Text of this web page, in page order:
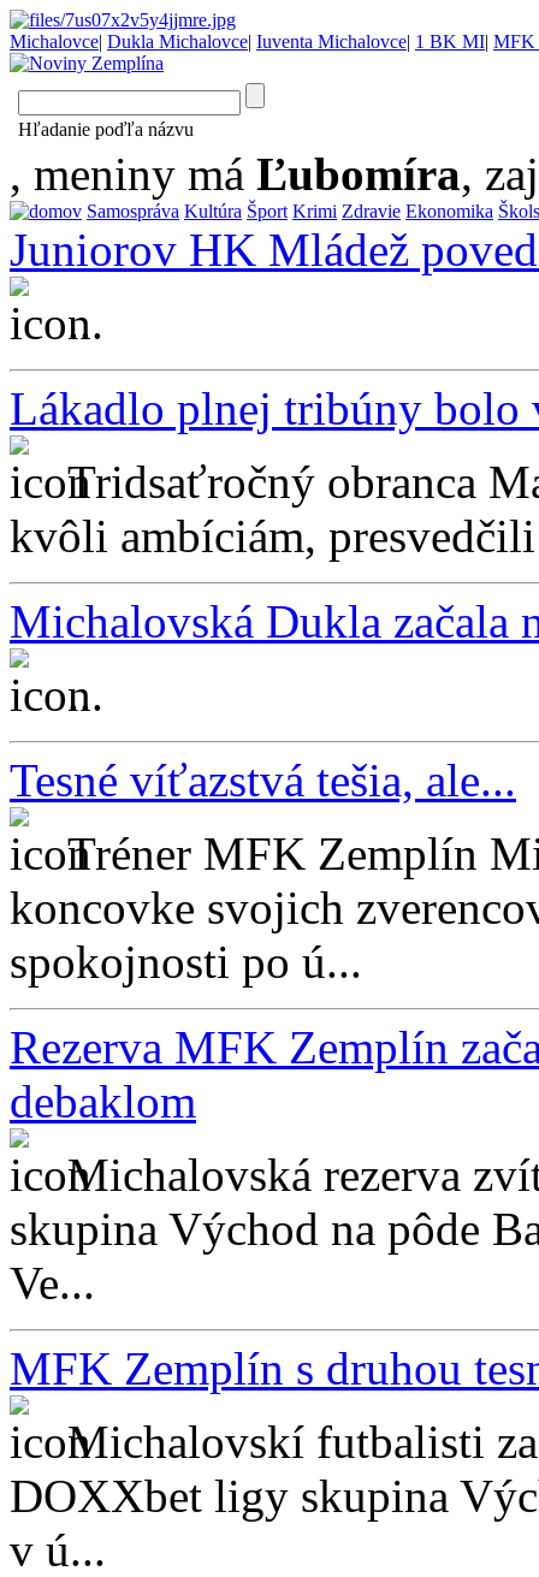
Michalovce| Dukla Michalovce| Iuventa Michalovce| 1 BK MI| MFK
Hľadanie poďľa názvu
, meniny má Ľubomíra,
Samospráva Kultúra Šport Krimi Zdravie Ekonomika
Juniorov HK Mládež
...
Lákadlo plnej tribúny bolo
Tridsaťročný obranca
kvôli ambíciám,
Michalovská Dukla začala
...
Tesné víťazstvá tešia, ale...
Tréner MFK Zemplín
koncovke svojich
spokojnosti po ú...
Rezerva MFK Zemplín
debaklom
Michalovská rezerva
skupina Východ na pôde
Ve...
MFK Zemplín s druhou
Michalovskí futbalisti
DOXXbet ligy skupina
v ú...